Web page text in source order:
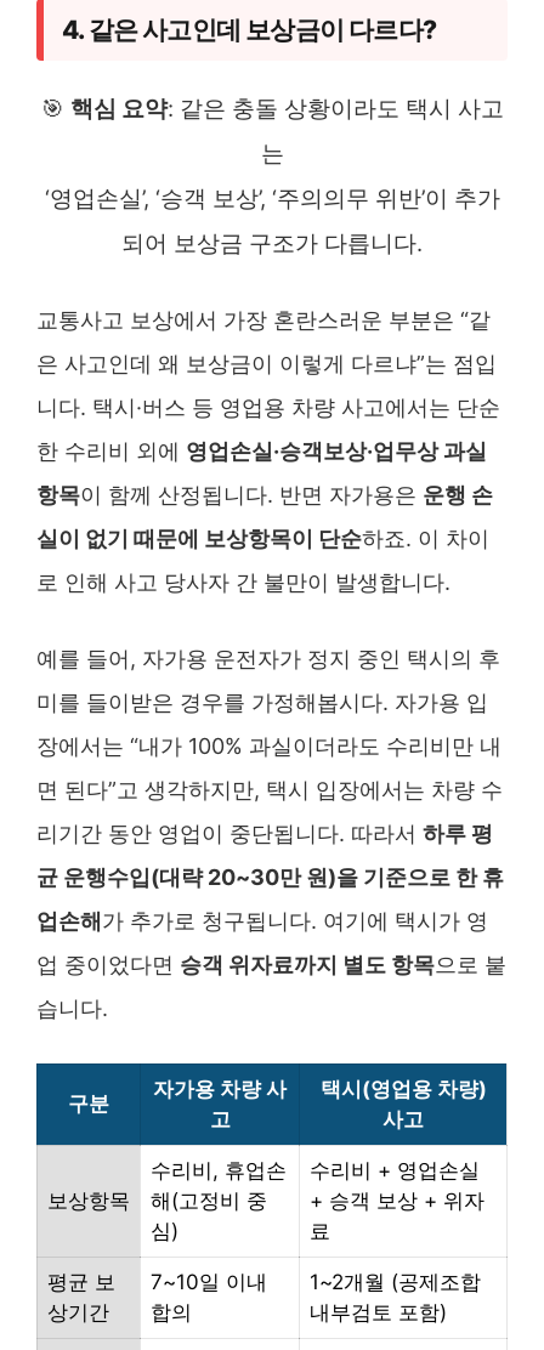
4. 같은 사고인데 보상금이 다르다?
🎯 핵심 요약: 같은 충돌 상황이라도 택시 사고
는
‘영업손실’, ‘승객 보상’, ‘주의의무 위반’이 추가
되어 보상금 구조가 다릅니다.
교통사고 보상에서 가장 혼란스러운 부분은 “같
은 사고인데 왜 보상금이 이렇게 다르냐”는 점입
니다. 택시·버스 등 영업용 차량 사고에서는 단순
한 수리비 외에 영업손실·승객보상·업무상 과실
항목이 함께 산정됩니다. 반면 자가용은 운행 손
실이 없기 때문에 보상항목이 단순하죠. 이 차이
로 인해 사고 당사자 간 불만이 발생합니다.
예를 들어, 자가용 운전자가 정지 중인 택시의 후
미를 들이받은 경우를 가정해봅시다. 자가용 입
장에서는 “내가 100% 과실이더라도 수리비만 내
면 된다”고 생각하지만, 택시 입장에서는 차량 수
리기간 동안 영업이 중단됩니다. 따라서 하루 평
균 운행수입(대략 20~30만 원)을 기준으로 한 휴
업손해 가 추가로 청구됩니다. 여기에 택시가 영
업 중이었다면 승객 위자료까지 별도 항목으로 붙
습니다.
구분
자가용 차량 사
고
택시(영업용 차량)
사고
보상항목
수리비, 휴업손
해(고정비 중
심)
수리비 + 영업손실
+ 승객 보상 + 위자
료
평균 보
상기간
7~10일 이내
합의
1~2개월 (공제조합
내부검토 포함)